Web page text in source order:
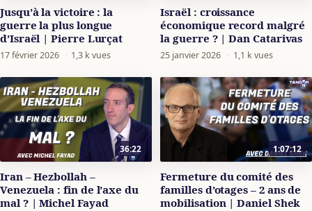
Jusqu’à la victoire : la
guerre la plus longue
d’Israël | Pierre Lurçat
17 février 2026 · 1,3 k vues
Israël : croissance
économique record malgré
la guerre ? | Dan Catarivas
25 janvier 2026 · 1,1 k vues
36:22
Iran – Hezbollah –
Venezuela : fin de l’axe du
mal ? | Michel Fayad
1:07:12
Fermeture du comité des
familles d’otages – 2 ans de
mobilisation | Daniel Shek